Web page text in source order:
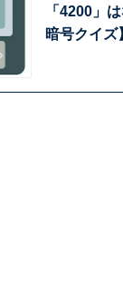
「4200」
暗号クイズ